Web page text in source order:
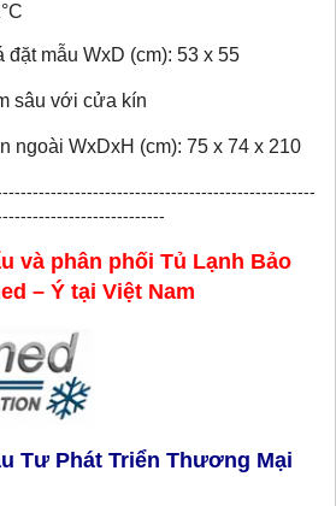
đặt mẫu WxD (cm): 53 x 55
sâu với cửa kín
ngoài WxDxH (cm): 75 x 74 x 210
và phân phối Tủ Lạnh Bảo
– Ý tại Việt Nam
Tư Phát Triển Thương Mại